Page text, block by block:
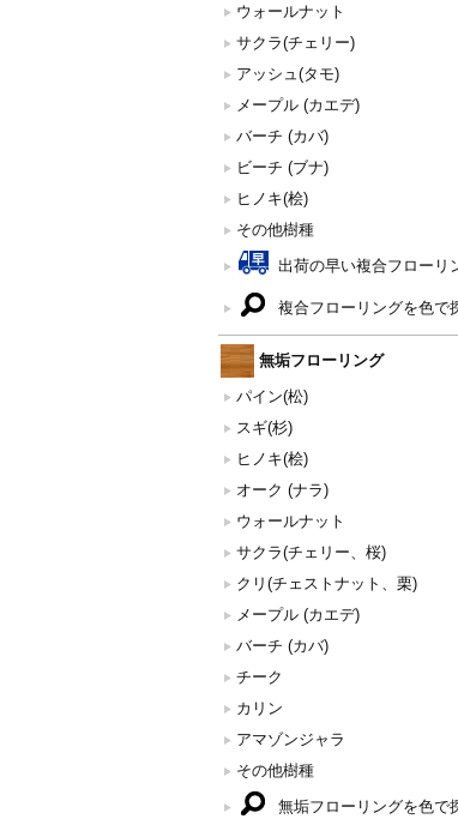
ウォールナット
サクラ(チェリー)
アッシュ(タモ)
メープル (カエデ)
バーチ (カバ)
ビーチ (ブナ)
ヒノキ(桧)
その他樹種
出荷の早い複合フローリ
複合フローリングを色で
無垢フローリング
パイン(松)
スギ(杉)
ヒノキ(桧)
オーク (ナラ)
ウォールナット
サクラ(チェリー、桜)
クリ(チェストナット、栗)
メープル (カエデ)
バーチ (カバ)
チーク
カリン
アマゾンジャラ
その他樹種
無垢フローリングを色で